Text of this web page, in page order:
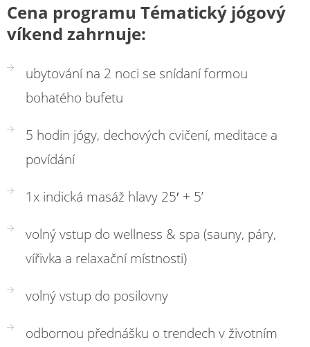
Cena programu Tématický jógový
víkend zahrnuje:
ubytování na 2 noci se snídaní formou
bohatého bufetu
5 hodin jógy, dechových cvičení, meditace a
povídání
1x indická masáž hlavy 25′ + 5’
volný vstup do wellness & spa (sauny, páry,
vířivka a relaxační místnosti)
volný vstup do posilovny
odbornou přednášku o trendech v životním